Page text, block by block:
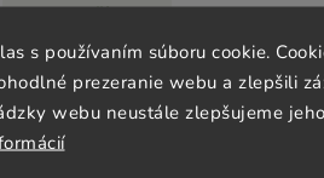
s používaním súboru cookie.
prezeranie webu a zlepšili
webu neustále zlepšujeme
Do košíka